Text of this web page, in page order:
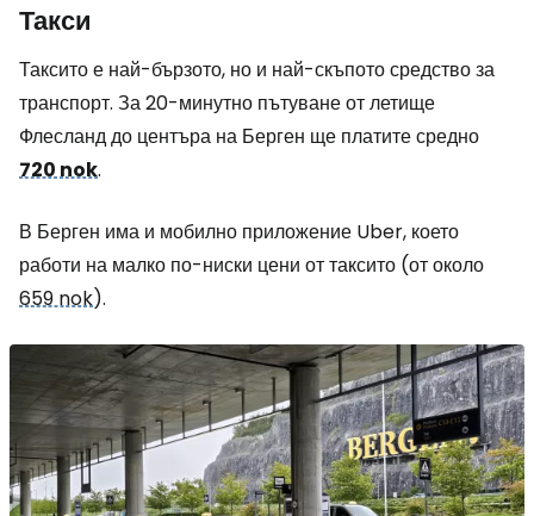
Такси
Таксито е най-бързото, но и най-скъпото средство за
транспорт. За 20-минутно пътуване от летище
Флесланд до центъра на Берген ще платите средно
720 nok.
В Берген има и мобилно приложение Uber, което
работи на малко по-ниски цени от таксито (от около
659 nok).